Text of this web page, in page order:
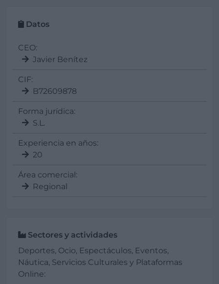
Datos
CEO:
Javier Benítez
CIF:
B72609878
Forma jurídica:
S.L.
Experiencia en años:
20
Área comercial:
Regional
Sectores y actividades
Deportes, Ocio, Espectáculos, Eventos,
Náutica, Servicios Culturales y Plataformas
Online: